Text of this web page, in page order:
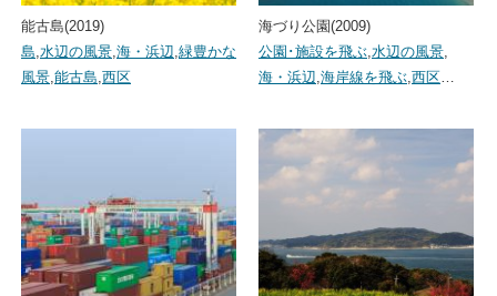
能古島(2019)
島,水辺の風景,海・浜辺,緑豊かな
風景,能古島,西区
海づり公園(2009)
公園･施設を飛ぶ,水辺の風景,
海・浜辺,海岸線を飛ぶ,西区…